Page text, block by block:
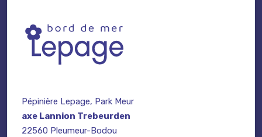
Pépinière Lepage, Park Meur
axe Lannion Trebeurden
22560 Pleumeur-Bodou